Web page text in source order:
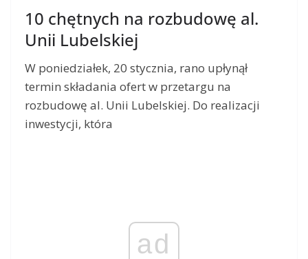
10 chętnych na rozbudowę al.
Unii Lubelskiej
W poniedziałek, 20 stycznia, rano upłynął
termin składania ofert w przetargu na
rozbudowę al. Unii Lubelskiej. Do realizacji
inwestycji, która
ad